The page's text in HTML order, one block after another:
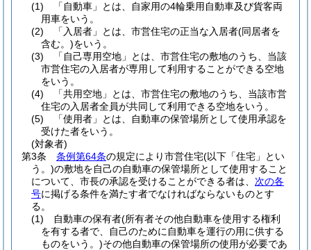
(1)
「自動車」とは、自家用の4輪乗用自動車及び貨客両
用車をいう。
(2)
「入居者」とは、市営住宅の正当な入居者(同居者を
含む。)をいう。
(3)
「自己専用空地」とは、市営住宅の敷地のうち、当該
市営住宅の入居者が専用して利用することができる空地
をいう。
(4)
「共用空地」とは、市営住宅の敷地のうち、当該市営
住宅の入居者全員が共同して利用できる空地をいう。
(5)
「使用者」とは、自動車の保管場所として使用承認を
受けた者をいう。
(対象者)
第3条
条例第64条の規定により市営住宅(以下「住宅」とい
う。)の敷地を自己の自動車の保管場所として使用すること
について、市長の承認を受けることができる者は、 次の各
号に掲げる条件を満たす者でなければならないものとす
る。
(1)
自動車の保有者(所有者その他自動車を使用する権利
を有する者で、自己のために自動車を運行の用に供する
ものをいう。)その他自動車の保管場所の使用が必要であ